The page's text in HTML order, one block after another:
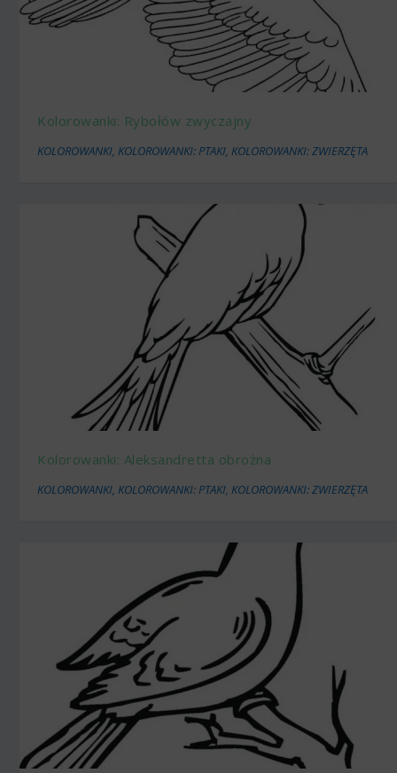
Kolorowanki: Rybołów zwyczajny
KOLOROWANKI,KOLOROWANKI: PTAKI,KOLOROWANKI: ZWIERZĘTA
Kolorowanki: Aleksandretta obrożna
KOLOROWANKI KOLOROWANKI: PTAKI KOLOROWANKI: ZWIERZĘTA